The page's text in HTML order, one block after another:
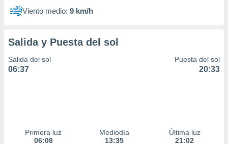
Viento medio: 9 km/h
Salida y Puesta del sol
Salida del sol
06:37
Puesta del sol
20:33
Primera luz
06:08
Mediodía
13:35
Última luz
21:02